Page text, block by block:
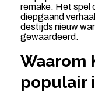
remake. Het spel
diepgaand
destijds nieuw
gewaardeerd.
Waarom
populair